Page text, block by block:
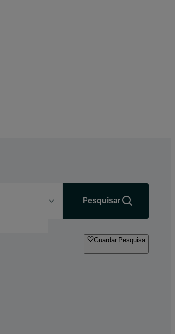
Pesquisar
Guardar Pesquisa